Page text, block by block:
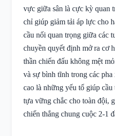
vực giữa sân là cực kỳ quan
chỉ giúp giảm tải áp lực cho
cầu nối quan trọng giữa các
chuyền quyết định mở ra cơ
thần chiến đấu không mệt
và sự bình tĩnh trong các
cao là những yếu tố giúp
tựa vững chắc cho toàn đội,
chiến thắng chung cuộc 2-1